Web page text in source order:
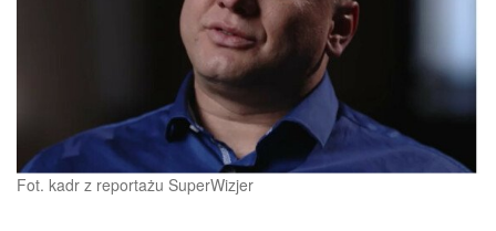
Fot. kadr z reportażu SuperWizjer